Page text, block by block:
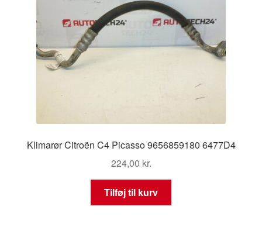
Klimarør Citroën C4 Picasso 9656859180 6477D4
224,00 kr.
Tilføj til kurv